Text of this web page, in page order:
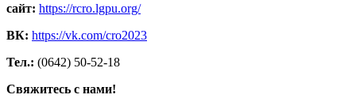
сайт: https://rcro.lgpu.org/
ВК: https://vk.com/cro2023
Тел.: (0642) 50-52-18
Свяжитесь с нами!